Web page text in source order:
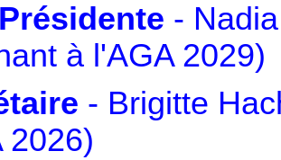
-
à l'AGA 2029)
- Brigitte
2026)